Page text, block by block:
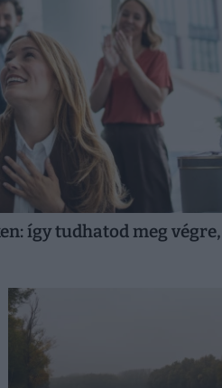
így tudhatod meg végre,